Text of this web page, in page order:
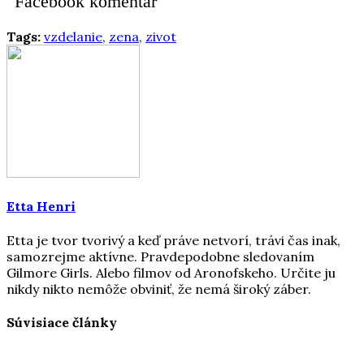
Tags: vzdelanie, zena, zivot
Etta Henri
Etta je tvor tvorivý a keď práve netvorí, trávi čas inak,
samozrejme aktívne. Pravdepodobne sledovaním
Gilmore Girls. Alebo filmov od Aronofskeho. Určite ju
nikdy nikto nemôže obviniť, že nemá široký záber.
Súvisiace články